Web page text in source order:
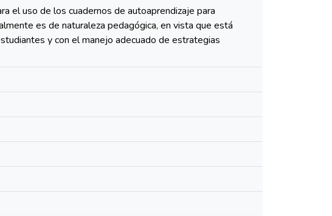
el uso de los cuadernos de autoaprendizaje para
es de naturaleza pedagógica, en vista que está
y con el manejo adecuado de estrategias